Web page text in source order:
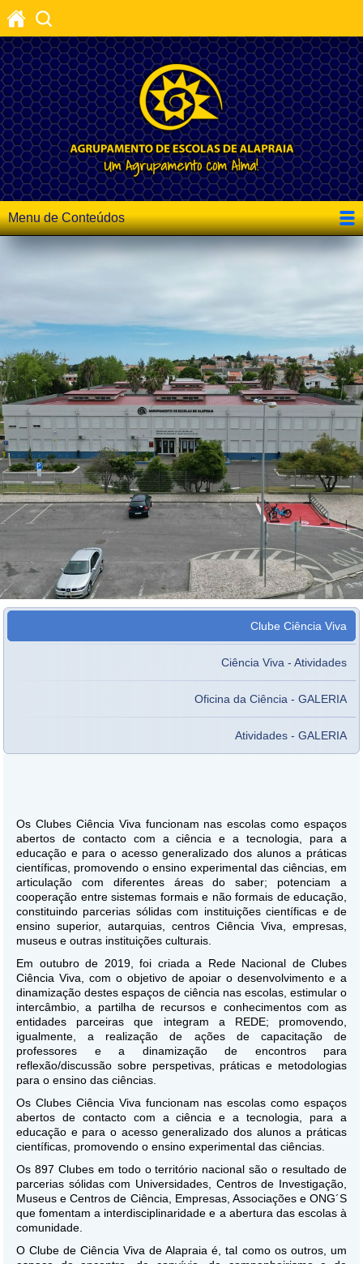
Menu de Conteúdos
Clube Ciência Viva
Ciência Viva - Atividades
Oficina da Ciência - GALERIA
Atividades - GALERIA
Os Clubes Ciência Viva funcionam nas escolas como espaços
abertos de contacto com a ciência e a tecnologia, para a
educação e para o acesso generalizado dos alunos a práticas
científicas, promovendo o ensino experimental das ciências, em
articulação com diferentes áreas do saber; potenciam a
cooperação entre sistemas formais e não formais de educação,
constituindo parcerias sólidas com instituições científicas e de
ensino superior, autarquias, centros Ciência Viva, empresas,
museus e outras instituições culturais.
Em outubro de 2019, foi criada a Rede Nacional de Clubes
Ciência Viva, com o objetivo de apoiar o desenvolvimento e a
dinamização destes espaços de ciência nas escolas, estimular o
intercâmbio, a partilha de recursos e conhecimentos com as
entidades parceiras que integram a REDE; promovendo,
igualmente, a realização de ações de capacitação de
professores e a dinamização de encontros para
reflexão/discussão sobre perspetivas, práticas e metodologias
para o ensino das ciências.
Os Clubes Ciência Viva funcionam nas escolas como espaços
abertos de contacto com a ciência e a tecnologia, para a
educação e para o acesso generalizado dos alunos a práticas
científicas, promovendo o ensino experimental das ciências.
Os 897 Clubes em todo o território nacional são o resultado de
parcerias sólidas com Universidades, Centros de Investigação,
Museus e Centros de Ciência, Empresas, Associações e ONG´S
que fomentam a interdisciplinaridade e a abertura das escolas à
comunidade.
O Clube de Ciência Viva de Alapraia é, tal como os outros, um